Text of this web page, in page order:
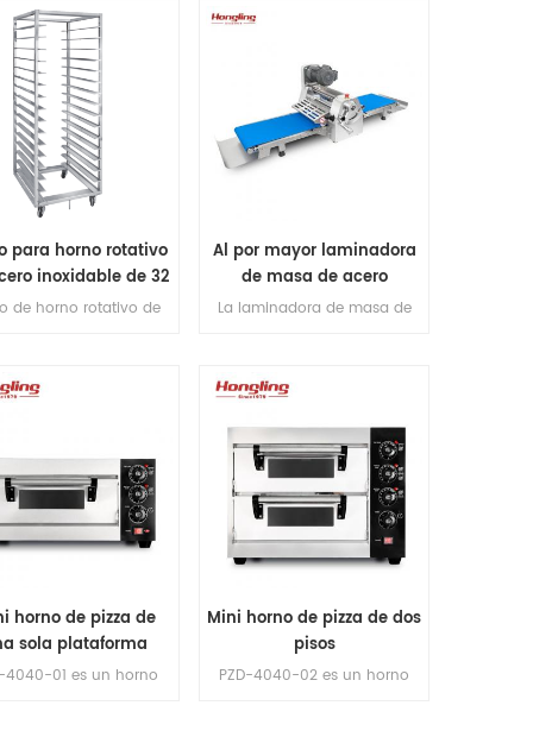
longitud de pan
3.Capacidad de
200-300pcs / h.
motor de cobre en el
Plataforma de 5,1 mm
de espesor de acero
6.espesor de corte:
12 mm
componentes importados y el
para la máquina.
para horno rotativo
inoxidable de 32
bandejas
de horno rotativo de
Al por mayor laminadora
de masa de acero
inoxidable completa
La laminadora de masa de
importados y acero de grado
alimenticio para la máquina.
horno de pizza de
sola plataforma
4040-01 es un horno
Mini horno de pizza de dos
pisos
PZD-4040-02 es un horno